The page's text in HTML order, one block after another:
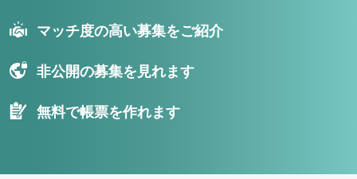
マッチ度の高い募集をご紹介
非公開の募集を見れます
無料で帳票を作れます